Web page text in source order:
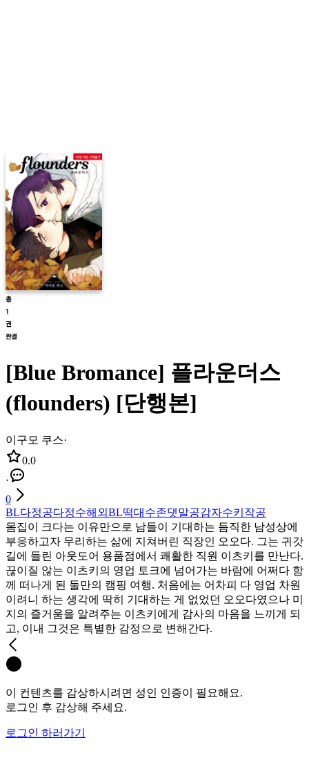
[Blue Bromance] 플라운더스
(flounders) [단행본]
이구모 쿠스·
0.0
·
0
BL다정공다정수해외BL떡대수존댓말공감자수키작공
몸집이 크다는 이유만으로 남들이 기대하는 듬직한 남성상에
부응하고자 무리하는 삶에 지쳐버린 직장인 오오다. 그는 귀갓
길에 들린 아웃도어 용품점에서 쾌활한 직원 이츠키를 만난다.
끊이질 않는 이츠키의 영업 토크에 넘어가는 바람에 어쩌다 함
께 떠나게 된 둘만의 캠핑 여행. 처음에는 어차피 다 영업 차원
이려니 하는 생각에 딱히 기대하는 게 없었던 오오다였으나 미
지의 즐거움을 알려주는 이츠키에게 감사의 마음을 느끼게 되
고, 이내 그것은 특별한 감정으로 변해간다.
이 컨텐츠를 감상하시려면 성인 인증이 필요해요.
로그인 후 감상해 주세요.
로그인 하러가기